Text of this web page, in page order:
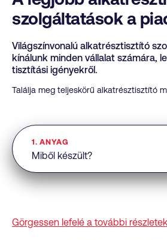
szolgáltatások a
Világszínvonalú alkatrésztisztító
kínálunk minden vállalat számára,
tisztítási igényekről.
Találja meg teljeskörű alkatrésztisztító
1. ANYAG
Görgessen lefelé a további